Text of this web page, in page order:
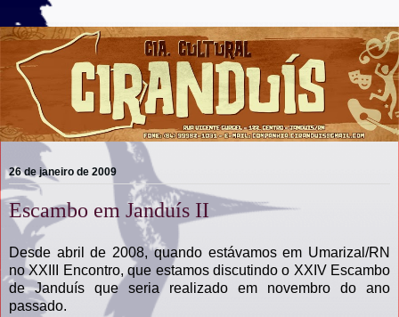
26 de janeiro de 2009
Escambo em Janduís II
Desde abril de 2008, quando estávamos em Umarizal/RN
no XXIII Encontro, que estamos discutindo o XXIV Escambo
de Janduís que seria realizado em novembro do ano
passado.